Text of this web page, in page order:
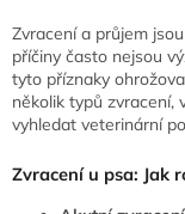
Zvracení a průjem
příčiny často nejsou
tyto příznaky
několik typů zvracení,
vyhledat veterinární
Zvracení u psa: Jak